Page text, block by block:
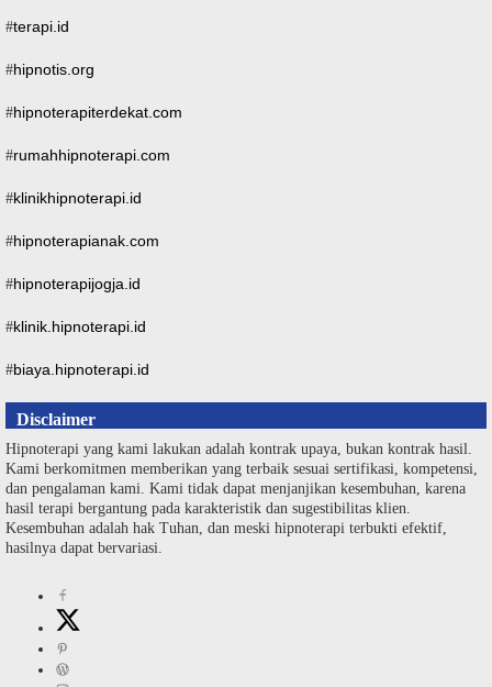
#terapi.id
#hipnotis.org
#hipnoterapiterdekat.com
#rumahhipnoterapi.com
#klinikhipnoterapi.id
#hipnoterapianak.com
#hipnoterapijogja.id
#klinik.hipnoterapi.id
#biaya.hipnoterapi.id
Disclaimer
Hipnoterapi yang kami lakukan adalah kontrak upaya, bukan kontrak hasil.
Kami berkomitmen memberikan yang terbaik sesuai sertifikasi, kompetensi,
dan pengalaman kami. Kami tidak dapat menjanjikan kesembuhan, karena
hasil terapi bergantung pada karakteristik dan sugestibilitas klien.
Kesembuhan adalah hak Tuhan, dan meski hipnoterapi terbukti efektif,
hasilnya dapat bervariasi.